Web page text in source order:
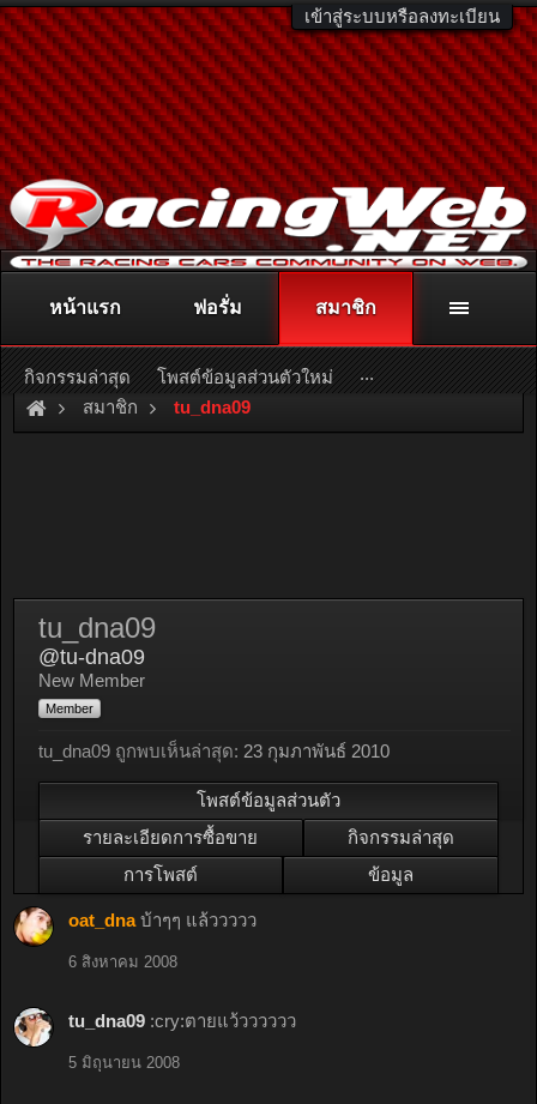
เข้าสู่ระบบหรือลงทะเบียน
ติดต่อลงโฆษณา racingweb@gmail.comหรือโทร. 081-811-1138
หรืออ่านรายละเอียดเพิ่มเติม คลิกที่นี่
สมาชิก tu_dna09
tu_dna09
@tu-dna09
New Member
Member
tu_dna09 ถูกพบเห็นล่าสุด: 23 กุมภาพันธ์ 2010
โพสต์ข้อมูลส่วนตัว
รายละเอียดการซื้อขาย
กิจกรรมล่าสุด
การโพสต์
ข้อมูล
oat_dna บ้าๆๆ แล้ววววว
6 สิงหาคม 2008
tu_dna09 :cry:ตายแว้วววววว
5 มิถุนายน 2008
หน้าแรก ฟอรั่ม สมาชิก
กิจกรรมล่าสุด โพสต์ข้อมูลส่วนตัวใหม่ ...